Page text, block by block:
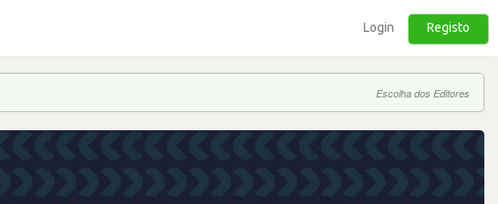
Login Registo
Escolha dos Editores